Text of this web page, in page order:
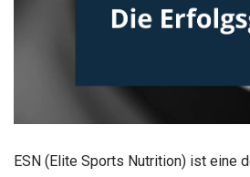
ESN (Elite Sports Nutrition) ist eine